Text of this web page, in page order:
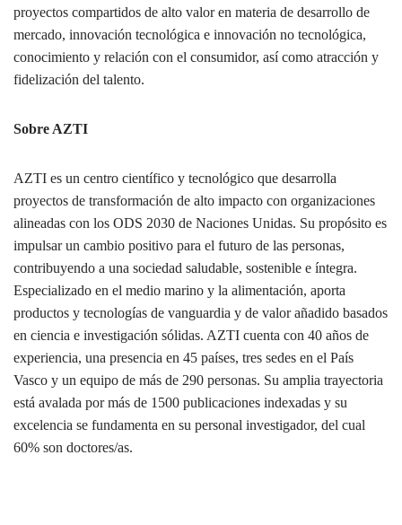
proyectos compartidos de alto valor en materia de desarrollo de
mercado, innovación tecnológica e innovación no tecnológica,
conocimiento y relación con el consumidor, así como atracción y
fidelización del talento.
Sobre AZTI
AZTI es un centro científico y tecnológico que desarrolla
proyectos de transformación de alto impacto con organizaciones
alineadas con los ODS 2030 de Naciones Unidas. Su propósito es
impulsar un cambio positivo para el futuro de las personas,
contribuyendo a una sociedad saludable, sostenible e íntegra.
Especializado en el medio marino y la alimentación, aporta
productos y tecnologías de vanguardia y de valor añadido basados
en ciencia e investigación sólidas. AZTI cuenta con 40 años de
experiencia, una presencia en 45 países, tres sedes en el País
Vasco y un equipo de más de 290 personas. Su amplia trayectoria
está avalada por más de 1500 publicaciones indexadas y su
excelencia se fundamenta en su personal investigador, del cual
60% son doctores/as.